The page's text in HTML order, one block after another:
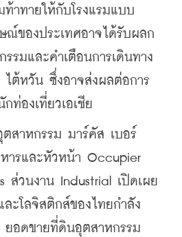
าทายให้กับโรงแรมแบบ
ณ์ของประเทศอาจได้รับผลก
รมและคำเตือนการเดินทาง
ไต้หวัน ซึ่งอาจส่งผลต่อการ
ท่องเที่ยวเอเชีย
สาหกรรม มาร์คัส เบอร์
ารและหัวหน้า Occupier
ส่วนงาน Industrial เปิดเผย
ะโลจิสติกส์ของไทยกำลัง
ยอดขายที่ดินอุตสาหกรรม